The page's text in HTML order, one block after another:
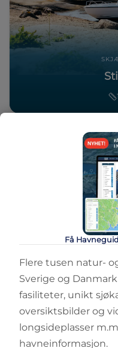
Få
Flere tusen natur-
Sverige og
fasiliteter, unikt
oversiktsbilder og
longsideplasser
havneinformasjon.